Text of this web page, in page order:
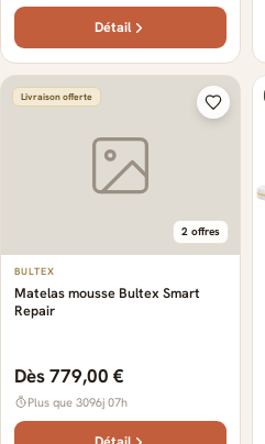
Détail
Livraison offerte
2 offres
BULTEX
Matelas mousse Bultex Smart
Repair
Dès 779,00 €
Plus que 3096j 07h